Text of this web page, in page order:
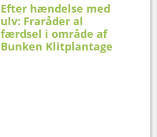
Efter hændelse med
ulv: Fraråder al
færdsel i område af
Bunken Klitplantage